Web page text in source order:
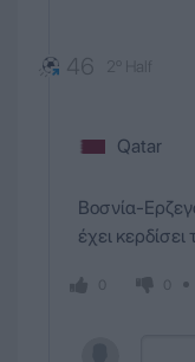
46 2º Half
Qatar
Βοσνία-
έχει κερδίσει